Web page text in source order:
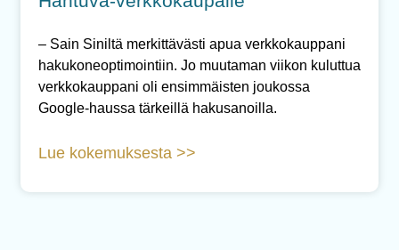
– Sain Siniltä merkittävästi apua verkkokauppani
hakukoneoptimointiin. Jo muutaman viikon kuluttua
verkkokauppani oli ensimmäisten joukossa
Google-haussa tärkeillä hakusanoilla.
Lue kokemuksesta >>